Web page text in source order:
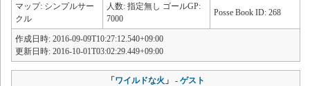
マップ: シンプルサー
クル
人数: 指定無し ゴールGP:
7000
Posse Book ID: 268
作成日時: 2016-09-09T10:27:12.540+09:00
更新日時: 2016-10-01T03:02:29.449+09:00
「ワイルドな火 」 - ゲスト